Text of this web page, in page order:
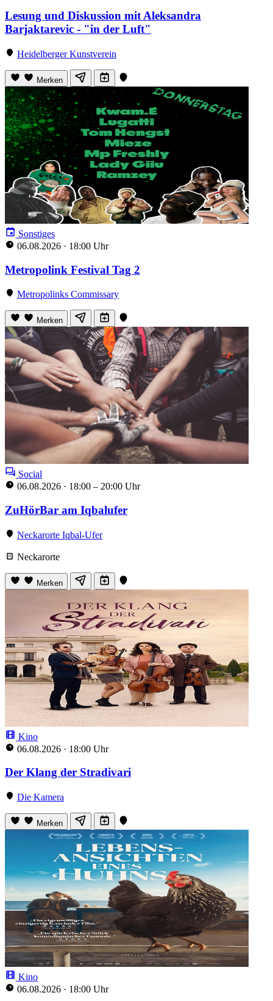
Lesung und Diskussion mit Aleksandra
Barjaktarevic - "in der Luft"
Heidelberger Kunstverein
Merken
Sonstiges
06.08.2026 · 18:00 Uhr
Metropolink Festival Tag 2
Metropolinks Commissary
Merken
Social
06.08.2026 · 18:00 – 20:00 Uhr
ZuHörBar am Iqbalufer
Neckarorte Iqbal-Ufer
Neckarorte
Merken
Kino
06.08.2026 · 18:00 Uhr
Der Klang der Stradivari
Die Kamera
Merken
Kino
06.08.2026 · 18:00 Uhr